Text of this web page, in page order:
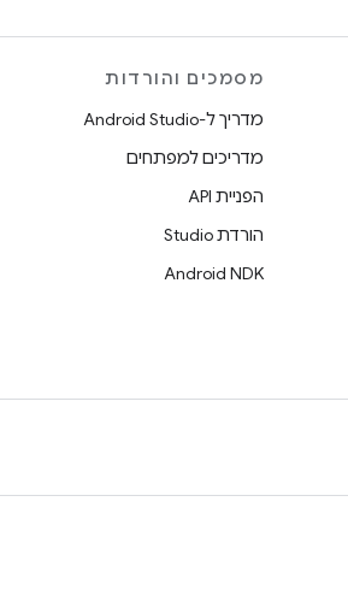
מסמכים והורדות
מדריך ל-Android Studio
מדריכים למפתחים
הפניית API
הורדת Studio
Android NDK